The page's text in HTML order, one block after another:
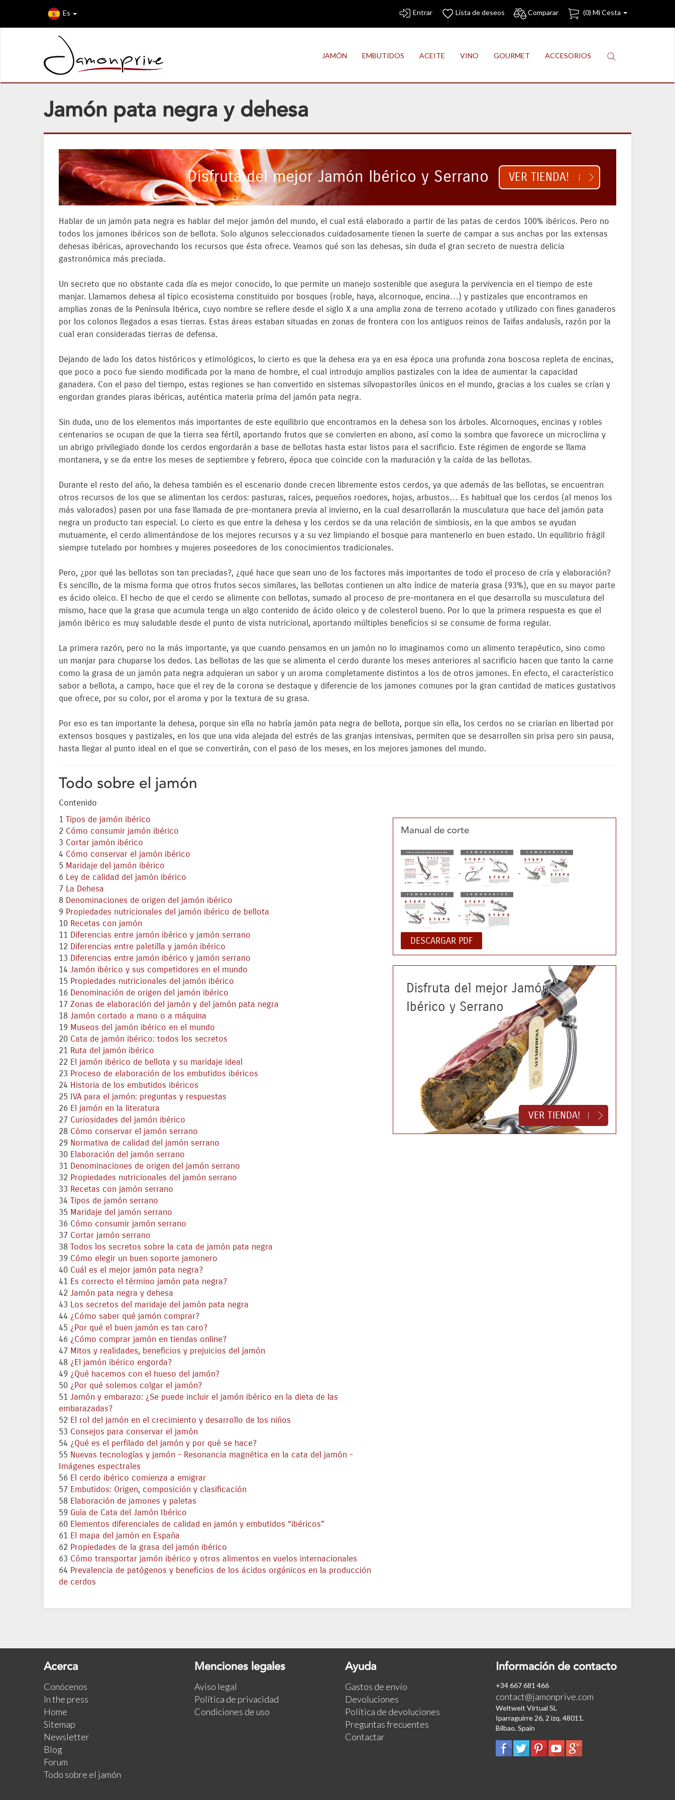
Es Entrar Lista de deseos Comparar (0) Mi Cesta
JAMÓN EMBUTIDOS ACEITE VINO GOURMET ACCESORIOS
Jamón pata negra y dehesa
Disfruta del mejor Jamón Ibérico y Serrano VER TIENDA!
Hablar de un jamón pata negra es hablar del mejor jamón del mundo, el cual está elaborado a partir de las patas de cerdos 100% ibéricos. Pero no
todos los jamones ibéricos son de bellota. Solo algunos seleccionados cuidadosamente tienen la suerte de campar a sus anchas por las extensas
dehesas ibéricas, aprovechando los recursos que ésta ofrece. Veamos qué son las dehesas, sin duda el gran secreto de nuestra delicia
gastronómica más preciada.
Un secreto que no obstante cada día es mejor conocido, lo que permite un manejo sostenible que asegura la pervivencia en el tiempo de este
manjar. Llamamos dehesa al típico ecosistema constituido por bosques (roble, haya, alcornoque, encina…) y pastizales que encontramos en
amplias zonas de la Península Ibérica, cuyo nombre se refiere desde el siglo X a una amplia zona de terreno acotado y utilizado con fines ganaderos
por los colonos llegados a esas tierras. Estas áreas estaban situadas en zonas de frontera con los antiguos reinos de Taifas andalusís, razón por la
cual eran consideradas tierras de defensa.
Dejando de lado los datos históricos y etimológicos, lo cierto es que la dehesa era ya en esa época una profunda zona boscosa repleta de encinas,
que poco a poco fue siendo modificada por la mano de hombre, el cual introdujo amplios pastizales con la idea de aumentar la capacidad
ganadera. Con el paso del tiempo, estas regiones se han convertido en sistemas silvopastoriles únicos en el mundo, gracias a los cuales se crían y
engordan grandes piaras ibéricas, auténtica materia prima del jamón pata negra.
Sin duda, uno de los elementos más importantes de este equilibrio que encontramos en la dehesa son los árboles. Alcornoques, encinas y robles
centenarios se ocupan de que la tierra sea fértil, aportando frutos que se convierten en abono, así como la sombra que favorece un microclima y
un abrigo privilegiado donde los cerdos engordarán a base de bellotas hasta estar listos para el sacrificio. Este régimen de engorde se llama
montanera, y se da entre los meses de septiembre y febrero, época que coincide con la maduración y la caída de las bellotas.
Durante el resto del año, la dehesa también es el escenario donde crecen libremente estos cerdos, ya que además de las bellotas, se encuentran
otros recursos de los que se alimentan los cerdos: pasturas, raíces, pequeños roedores, hojas, arbustos… Es habitual que los cerdos (al menos los
más valorados) pasen por una fase llamada de pre-montanera previa al invierno, en la cual desarrollarán la musculatura que hace del jamón pata
negra un producto tan especial. Lo cierto es que entre la dehesa y los cerdos se da una relación de simbiosis, en la que ambos se ayudan
mutuamente, el cerdo alimentándose de los mejores recursos y a su vez limpiando el bosque para mantenerlo en buen estado. Un equilibrio frágil
siempre tutelado por hombres y mujeres poseedores de los conocimientos tradicionales.
Pero, ¿por qué las bellotas son tan preciadas?, ¿qué hace que sean uno de los factores más importantes de todo el proceso de cría y elaboración?
Es sencillo, de la misma forma que otros frutos secos similares, las bellotas contienen un alto índice de materia grasa (93%), que en su mayor parte
es ácido oleico. El hecho de que el cerdo se alimente con bellotas, sumado al proceso de pre-montanera en el que desarrolla su musculatura del
mismo, hace que la grasa que acumula tenga un algo contenido de ácido oleico y de colesterol bueno. Por lo que la primera respuesta es que el
jamón ibérico es muy saludable desde el punto de vista nutricional, aportando múltiples beneficios si se consume de forma regular.
La primera razón, pero no la más importante, ya que cuando pensamos en un jamón no lo imaginamos como un alimento terapéutico, sino como
un manjar para chuparse los dedos. Las bellotas de las que se alimenta el cerdo durante los meses anteriores al sacrificio hacen que tanto la carne
como la grasa de un jamón pata negra adquieran un sabor y un aroma completamente distintos a los de otros jamones. En efecto, el característico
sabor a bellota, a campo, hace que el rey de la corona se destaque y diferencie de los jamones comunes por la gran cantidad de matices gustativos
que ofrece, por su color, por el aroma y por la textura de su grasa.
Por eso es tan importante la dehesa, porque sin ella no habría jamón pata negra de bellota, porque sin ella, los cerdos no se criarían en libertad por
extensos bosques y pastizales, en los que una vida alejada del estrés de las granjas intensivas, permiten que se desarrollen sin prisa pero sin pausa,
hasta llegar al punto ideal en el que se convertirán, con el paso de los meses, en los mejores jamones del mundo.
Todo sobre el jamón
Contenido
1 Tipos de jamón ibérico
2 Cómo consumir jamón ibérico
3 Cortar jamón ibérico
4 Cómo conservar el jamón ibérico
5 Maridaje del jamón ibérico
6 Ley de calidad del jamón ibérico
7 La Dehesa
8 Denominaciones de origen del jamón ibérico
9 Propiedades nutricionales del jamón ibérico de bellota
10 Recetas con jamón
11 Diferencias entre jamón ibérico y jamón serrano
12 Diferencias entre paletilla y jamón ibérico
13 Diferencias entre jamón ibérico y jamón serrano
14 Jamón ibérico y sus competidores en el mundo
15 Propiedades nutricionales del jamón ibérico
16 Denominación de origen del jamón ibérico
17 Zonas de elaboración del jamón y del jamón pata negra
18 Jamón cortado a mano o a máquina
19 Museos del jamón ibérico en el mundo
20 Cata de jamón ibérico: todos los secretos
21 Ruta del jamón ibérico
22 El jamón ibérico de bellota y su maridaje ideal
23 Proceso de elaboración de los embutidos ibéricos
24 Historia de los embutidos ibéricos
25 IVA para el jamón: preguntas y respuestas
26 El jamón en la literatura
27 Curiosidades del jamón ibérico
28 Cómo conservar el jamón serrano
29 Normativa de calidad del jamón serrano
30 Elaboración del jamón serrano
31 Denominaciones de origen del jamón serrano
32 Propiedades nutricionales del jamón serrano
33 Recetas con jamón serrano
34 Tipos de jamón serrano
35 Maridaje del jamón serrano
36 Cómo consumir jamón serrano
37 Cortar jamón serrano
38 Todos los secretos sobre la cata de jamón pata negra
39 Cómo elegir un buen soporte jamonero
40 Cuál es el mejor jamón pata negra?
41 Es correcto el término jamón pata negra?
42 Jamón pata negra y dehesa
43 Los secretos del maridaje del jamón pata negra
44 ¿Cómo saber qué jamón comprar?
45 ¿Por qué el buen jamón es tan caro?
46 ¿Cómo comprar jamón en tiendas online?
47 Mitos y realidades, beneficios y prejuicios del jamón
48 ¿El jamón ibérico engorda?
49 ¿Qué hacemos con el hueso del jamón?
50 ¿Por qué solemos colgar el jamón?
51 Jamón y embarazo: ¿Se puede incluir el jamón ibérico en la dieta de las
embarazadas?
52 El rol del jamón en el crecimiento y desarrollo de los niños
53 Consejos para conservar el jamón
54 ¿Qué es el perfilado del jamón y por qué se hace?
55 Nuevas tecnologías y jamón - Resonancia magnética en la cata del jamón -
Imágenes espectrales
56 El cerdo ibérico comienza a emigrar
57 Embutidos: Origen, composición y clasificación
58 Elaboración de jamones y paletas
59 Guía de Cata del Jamón Ibérico
60 Elementos diferenciales de calidad en jamón y embutidos “ibéricos”
61 El mapa del jamón en España
62 Propiedades de la grasa del jamón ibérico
63 Cómo transportar jamón ibérico y otros alimentos en vuelos internacionales
64 Prevalencia de patógenos y beneficios de los ácidos orgánicos en la producción
de cerdos
Manual de corte
DESCARGAR PDF
Disfruta del mejor Jamón
Ibérico y Serrano
VER TIENDA!
Acerca
Conócenos
In the press
Home
Sitemap
Newsletter
Blog
Forum
Todo sobre el jamón
Menciones legales
Aviso legal
Política de privacidad
Condiciones de uso
Ayuda
Gastos de envío
Devoluciones
Política de devoluciones
Preguntas frecuentes
Contactar
Información de contacto
+34 667 681 466
contact@jamonprive.com
Weltweit Virtual SL
Iparraguirre 26, 2 izq. 48011.
Bilbao. Spain